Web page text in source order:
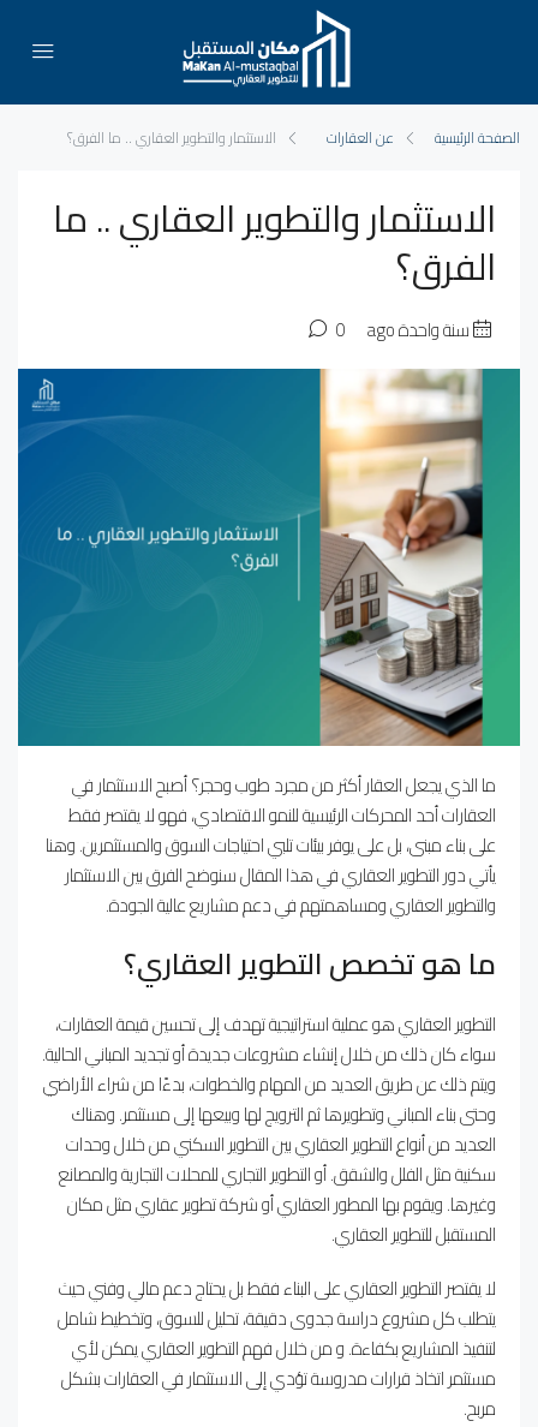
الصفحة الرئيسية عن العقارات الاستثمار والتطوير العقاري .. ما الفرق؟
الاستثمار والتطوير العقاري .. ما
الفرق؟
سنة واحدة ago 0
ما الذي يجعل العقار أكثر من مجرد طوب وحجر؟ أصبح الاستثمار في
العقارات أحد المحركات الرئيسية للنمو الاقتصادي، فهو لا يقتصر فقط
على بناء مبنى، بل على يوفر بيئات تلبي احتياجات السوق والمستثمرين. وهنا
يأتي دور التطوير العقاري في هذا المقال سنوضح الفرق بين الاستثمار
والتطوير العقاري ومساهمتهم في دعم مشاريع عالية الجودة.
ما هو تخصص التطوير العقاري؟
التطوير العقاري هو عملية استراتيجية تهدف إلى تحسين قيمة العقارات،
سواء كان ذلك من خلال إنشاء مشروعات جديدة أو تجديد المباني الحالية.
ويتم ذلك عن طريق العديد من المهام والخطوات، بدءًا من شراء الأراضي
وحتى بناء المباني وتطويرها ثم الترويج لها وبيعها إلى مستثمر. وهناك
العديد من أنواع التطوير العقاري بين التطوير السكني من خلال وحدات
سكنية مثل الفلل والشقق. أو التطوير التجاري للمحلات التجارية والمصانع
وغيرها. ويقوم بها المطور العقاري أو شركة تطوير عقاري مثل مكان
المستقبل للتطوير العقاري.
لا يقتصر التطوير العقاري على البناء فقط بل يحتاج دعم مالي وفني حيث
يتطلب كل مشروع دراسة جدوى دقيقة، تحليل للسوق، وتخطيط شامل
لتنفيذ المشاريع بكفاءة. و من خلال فهم التطوير العقاري يمكن لأي
مستثمر اتخاذ قرارات مدروسة تؤدي إلى الاستثمار في العقارات بشكل
مربح.